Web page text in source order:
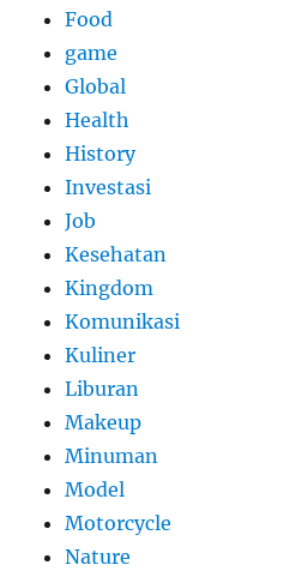
Food
game
Global
Health
History
Investasi
Job
Kesehatan
Kingdom
Komunikasi
Kuliner
Liburan
Makeup
Minuman
Model
Motorcycle
Nature